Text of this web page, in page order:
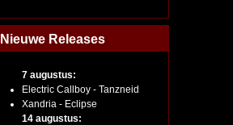
Nieuwe Releases
7 augustus:
Electric Callboy - Tanzneid
Xandria - Eclipse
14 augustus: